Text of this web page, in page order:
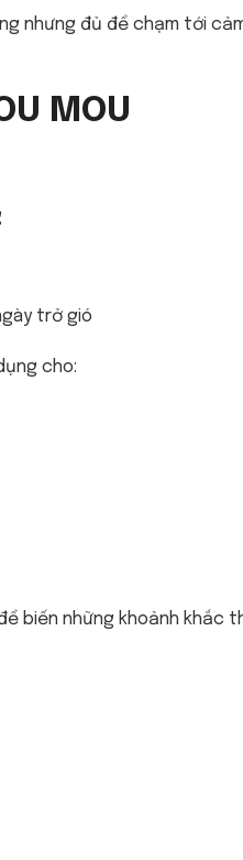
nhưng đủ để chạm tới
MOU
trở gió
cho:
biến những khoảnh khắc